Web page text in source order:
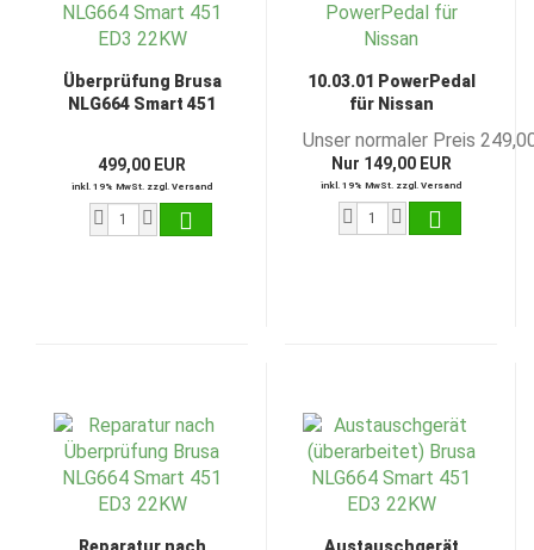
Überprüfung Brusa
NLG664 Smart 451
499,00 EUR
inkl. 19% MwSt. zzgl. Versand
10.03.01 PowerPedal
für Nissan
Unser normaler Preis
Nur 149,00 EUR
inkl. 19% MwSt. zzgl. Versand